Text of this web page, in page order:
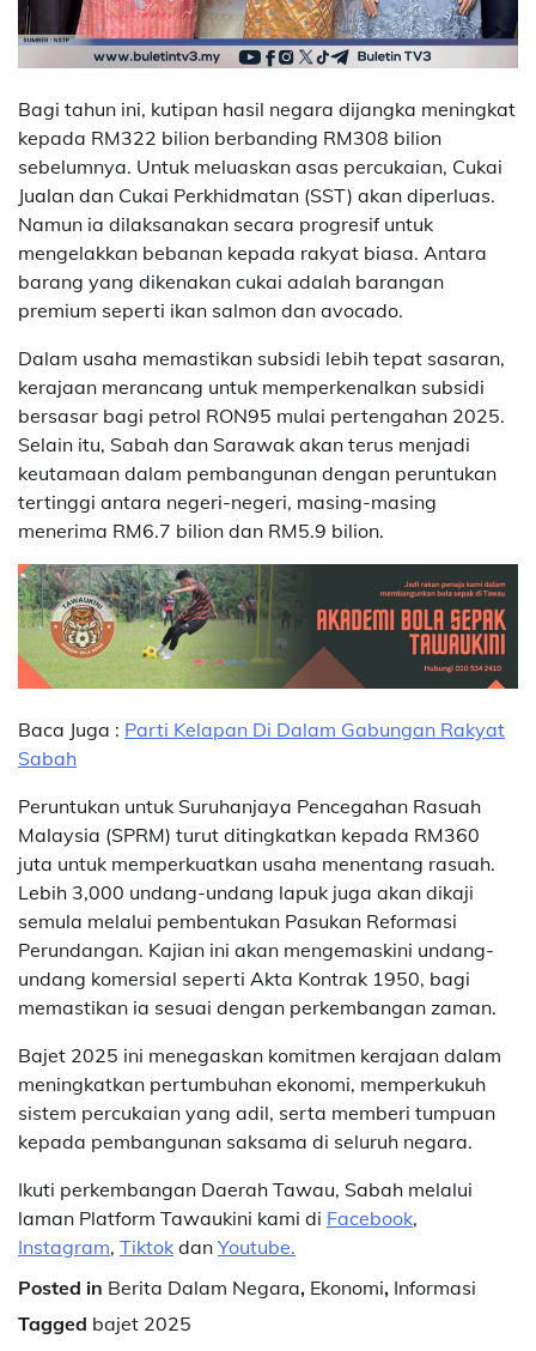
Bagi tahun ini, kutipan hasil negara dijangka meningkat
kepada RM322 bilion berbanding RM308 bilion
sebelumnya. Untuk meluaskan asas percukaian, Cukai
Jualan dan Cukai Perkhidmatan (SST) akan diperluas.
Namun ia dilaksanakan secara progresif untuk
mengelakkan bebanan kepada rakyat biasa. Antara
barang yang dikenakan cukai adalah barangan
premium seperti ikan salmon dan avocado.
Dalam usaha memastikan subsidi lebih tepat sasaran,
kerajaan merancang untuk memperkenalkan subsidi
bersasar bagi petrol RON95 mulai pertengahan 2025.
Selain itu, Sabah dan Sarawak akan terus menjadi
keutamaan dalam pembangunan dengan peruntukan
tertinggi antara negeri-negeri, masing-masing
menerima RM6.7 bilion dan RM5.9 bilion.
Baca Juga : Parti Kelapan Di Dalam Gabungan Rakyat
Sabah
Peruntukan untuk Suruhanjaya Pencegahan Rasuah
Malaysia (SPRM) turut ditingkatkan kepada RM360
juta untuk memperkuatkan usaha menentang rasuah.
Lebih 3,000 undang-undang lapuk juga akan dikaji
semula melalui pembentukan Pasukan Reformasi
Perundangan. Kajian ini akan mengemaskini undang-
undang komersial seperti Akta Kontrak 1950, bagi
memastikan ia sesuai dengan perkembangan zaman.
Bajet 2025 ini menegaskan komitmen kerajaan dalam
meningkatkan pertumbuhan ekonomi, memperkukuh
sistem percukaian yang adil, serta memberi tumpuan
kepada pembangunan saksama di seluruh negara.
Ikuti perkembangan Daerah Tawau, Sabah melalui
laman Platform Tawaukini kami di Facebook,
Instagram, Tiktok dan Youtube.
Posted in Berita Dalam Negara, Ekonomi, Informasi
Tagged bajet 2025